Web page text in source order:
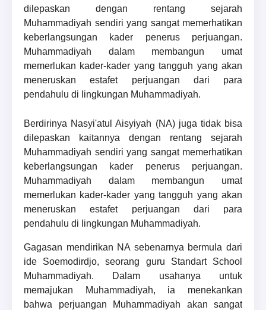
dilepaskan dengan rentang sejarah
Muhammadiyah sendiri yang sangat memerhatikan
keberlangsungan kader
penerus perjuangan.
Muhammadiyah dalam membangun umat
memerlukan kader-kader yang tangguh yang akan
meneruskan estafet perjuangan dari para
pendahulu di lingkungan Muhammadiyah.
Berdirinya Nasyi'atul Aisyiyah (NA) juga tidak bisa
dilepaskan kaitannya dengan rentang sejarah
Muhammadiyah sendiri yang sangat memerhatikan
keberlangsungan kader penerus perjuangan.
Muhammadiyah dalam membangun umat
memerlukan kader-kader yang tangguh yang akan
meneruskan estafet perjuangan dari para
pendahulu di lingkungan Muhammadiyah.
Gagasan mendirikan NA sebenarnya bermula dari
ide Soemodirdjo, seorang guru Standart School
Muhammadiyah. Dalam usahanya untuk
memajukan Muhammadiyah, ia menekankan
bahwa perjuangan Muhammadiyah akan sangat